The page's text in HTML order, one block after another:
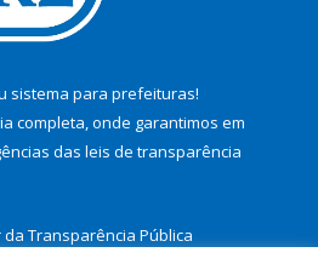
sistema para prefeituras!
completa, onde garantimos em
das leis de transparência
da Transparência Pública